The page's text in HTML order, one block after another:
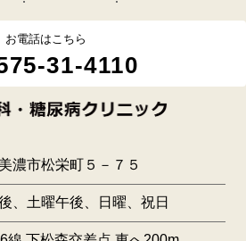
お電話はこちら
31-4110
濃市松栄町５－７５
、土曜午後、日曜、祝日